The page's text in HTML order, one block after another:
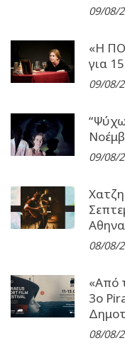
09/08/
«Η
για
09/08/
09/08/
08/08/
«Από
3o
08/08/